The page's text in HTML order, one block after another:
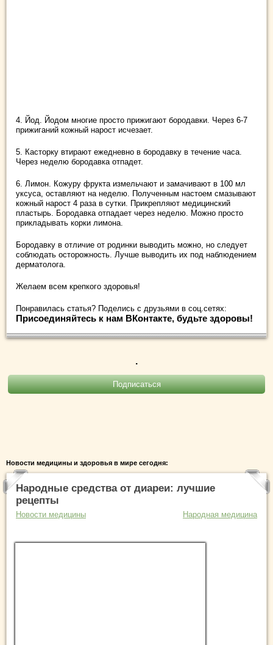
4. Йод. Йодом многие просто прижигают бородавки. Через 6-7
прижиганий кожный нарост исчезает.
5. Касторку втирают ежедневно в бородавку в течение часа.
Через неделю бородавка отпадет.
6. Лимон. Кожуру фрукта измельчают и замачивают в 100 мл
уксуса, оставляют на неделю. Полученным настоем смазывают
кожный нарост 4 раза в сутки. Прикрепляют медицинский
пластырь. Бородавка отпадает через неделю. Можно просто
прикладывать корки лимона.
Бородавку в отличие от родинки выводить можно, но следует
соблюдать осторожность. Лучше выводить их под наблюдением
дерматолога.
Желаем всем крепкого здоровья!
Понравилась статья? Поделись с друзьями в соц.сетях:
Присоединяйтесь к нам ВКонтакте, будьте здоровы!
.
Новости медицины и здоровья в мире сегодня:
Народные средства от диареи: лучшие
рецепты
Новости медицины Народная медицина